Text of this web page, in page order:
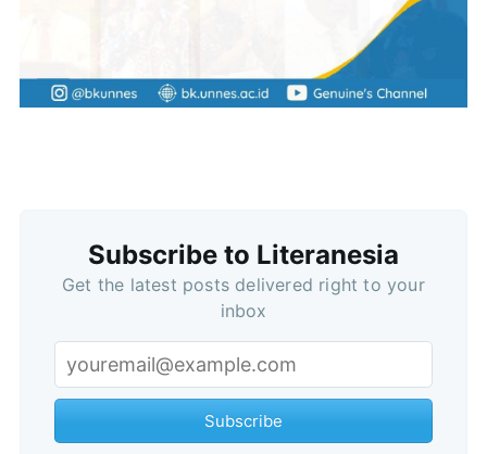
Subscribe to Literanesia
Get the latest posts delivered right to your
inbox
Subscribe